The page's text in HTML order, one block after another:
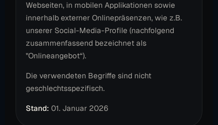
Webseiten, in mobilen Applikationen sowie
innerhalb externer Onlinepräsenzen, wie z.B.
unserer Social-Media-Profile (nachfolgend
zusammenfassend bezeichnet als
"Onlineangebot“).
Die verwendeten Begriffe sind nicht
geschlechtsspezifisch.
Stand: 01. Januar 2026